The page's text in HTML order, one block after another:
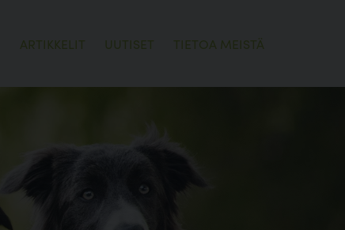
ARTIKKELIT UUTISET TIETOA MEISTÄ